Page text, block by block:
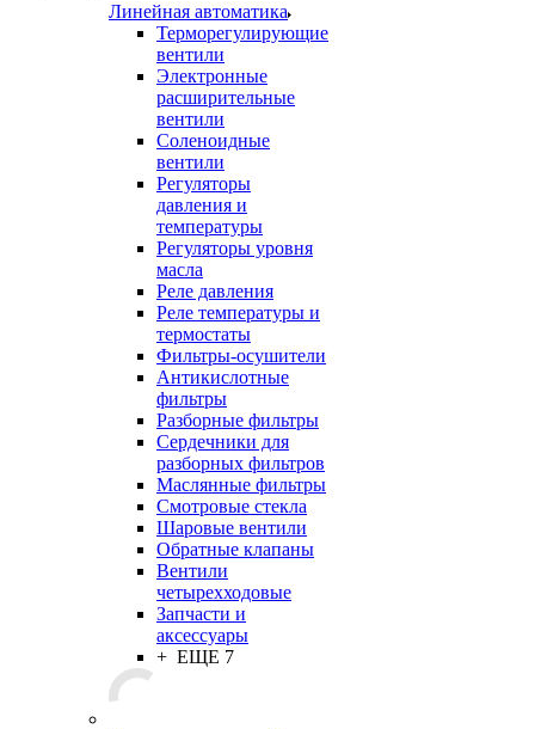
Линейная автоматика
Терморегулирующие
вентили
Электронные
расширительные
вентили
Соленоидные
вентили
Регуляторы
давления и
температуры
Регуляторы уровня
масла
Реле давления
Реле температуры и
термостаты
Фильтры-осушители
Антикислотные
фильтры
Разборные фильтры
Сердечники для
разборных фильтров
Маслянные фильтры
Смотровые стекла
Шаровые вентили
Обратные клапаны
Вентили
четырехходовые
Запчасти и
аксессуары
+ ЕЩЕ 7